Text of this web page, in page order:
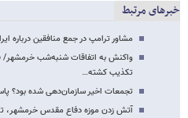
خبرهای مرتبط
مشاور ترامپ در جمع منافقین درباره
واکنش به اتفاقات شنبه‌شب خرمشهر/
تکذیب کشته…
تجمعات اخیر سازمان‌دهی شده بود؟
آتش زدن موزه دفاع مقدس خرمشهر،